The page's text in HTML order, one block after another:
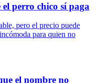
perro chico sí paga
pero el precio puede
para quien no
el nombre no